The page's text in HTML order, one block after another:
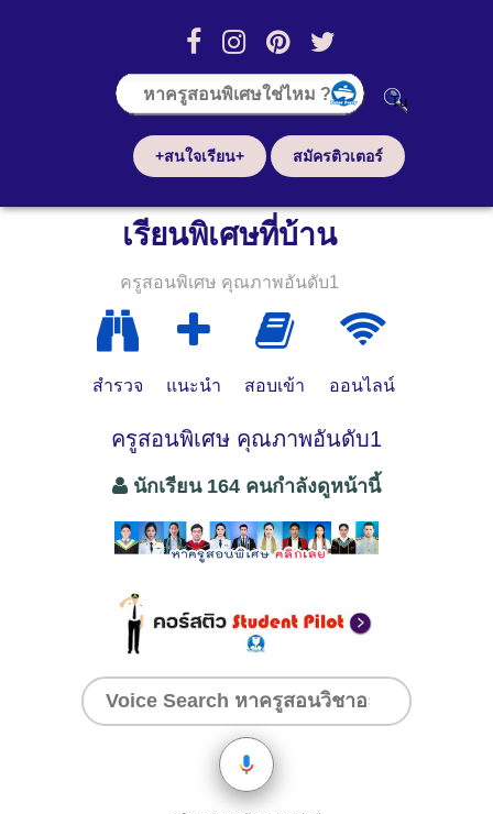
+สนใจเรียน+ สมัครติวเตอร์
เรียนพิเศษที่บ้าน
ครูสอนพิเศษ คุณภาพอันดับ1
สำรวจ แนะนำ สอบเข้า ออนไลน์
ครูสอนพิเศษ คุณภาพอันดับ1
นักเรียน 164 คนกำลังดูหน้านี้